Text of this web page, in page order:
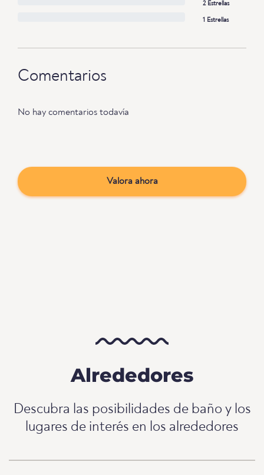
2 Estrellas
1 Estrellas
Comentarios
No hay comentarios todavía
Valora ahora
Alrededores
Descubra las posibilidades de baño y los
lugares de interés en los alrededores